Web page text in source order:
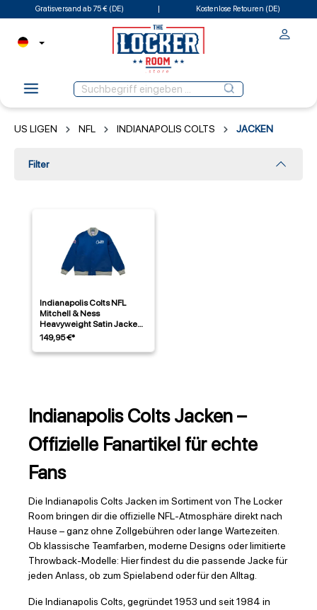
Gratisversand ab 75 € (DE) Kostenlose Retouren (DE)
US LIGEN NFL INDIANAPOLIS COLTS JACKEN
Filter
Indianapolis Colts NFL
Mitchell & Ness
Heavyweight Satin Jacke
Blau
149,95 €*
Indianapolis Colts Jacken –
Offizielle Fanartikel für echte
Fans
Die Indianapolis Colts Jacken im Sortiment von The Locker
Room bringen dir die offizielle NFL-Atmosphäre direkt nach
Hause – ganz ohne Zollgebühren oder lange Wartezeiten.
Ob klassische Teamfarben, moderne Designs oder limitierte
Throwback-Modelle: Hier findest du die passende Jacke für
jeden Anlass, ob zum Spielabend oder für den Alltag.
Die Indianapolis Colts, gegründet 1953 und seit 1984 in